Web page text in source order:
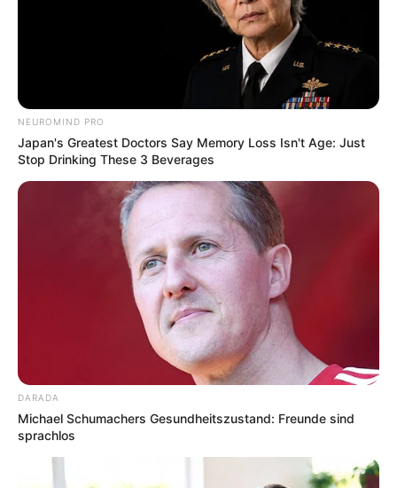
NEUROMIND PRO
Japan's Greatest Doctors Say Memory Loss Isn't Age: Just
Stop Drinking These 3 Beverages
DARADA
Michael Schumachers Gesundheitszustand: Freunde sind
sprachlos